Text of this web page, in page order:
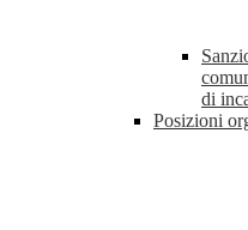
di
Posizioni